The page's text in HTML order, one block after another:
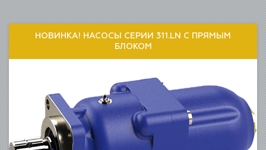
НОВИНКА! НАСОСЫ СЕРИИ 311.LN С ПРЯМЫМ
БЛОКОМ